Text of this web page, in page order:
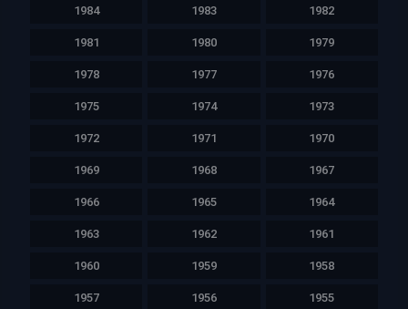
1984 1983 1982
1981 1980 1979
1978 1977 1976
1975 1974 1973
1972 1971 1970
1969 1968 1967
1966 1965 1964
1963 1962 1961
1960 1959 1958
1957 1956 1955